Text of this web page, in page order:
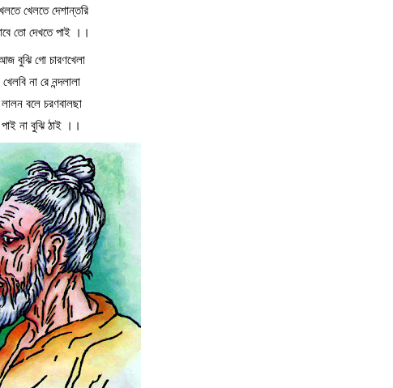
খেলতে দেশান্তরি
তো দেখতে পাই ।।
বুঝি গো চারণখেলা
খেলবি না রে নন্দলালা
লালন বলে চরণবালছা
পাই না বুঝি ঠাই ।।